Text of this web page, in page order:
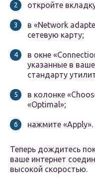
откройте
в «Network
сетевую карту;
в окне
указанные в
стандарту
в колонке
«Optimal»;
нажмите «Apply».
Теперь дождитесь
ваше интернет
высокой скоростью.